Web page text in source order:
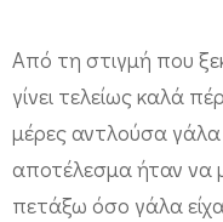
Από τη στιγμή που
γίνει τελείως καλά
μέρες αντλούσα
αποτέλεσμα ήταν να
πετάξω όσο γάλα